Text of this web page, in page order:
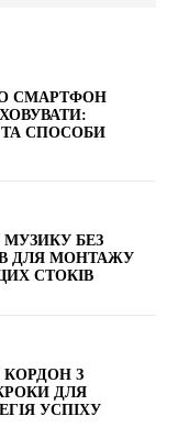
СМАРТФОН
СПОСОБИ
БЕЗ
ДЛЯ МОНТАЖУ
СТОКІВ
КОРДОН З
ДЛЯ
УСПІХУ